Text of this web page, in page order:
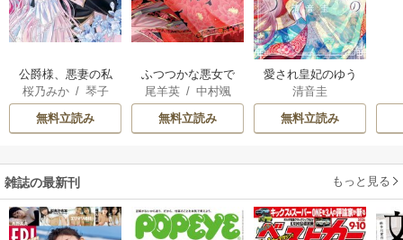
公爵様、悪妻の私
はもう放っておい
てください
桜乃みか/ 琴子
無料立読み
ふつつかな悪女で
はございますが ～
雛宮蝶鼠とりかえ
伝～
尾羊英/ 中村颯
/ ゆき哉
無料立読み
愛され皇妃のゆう
うつ
清音圭
無料立読み
雑誌の最新刊 もっと見る